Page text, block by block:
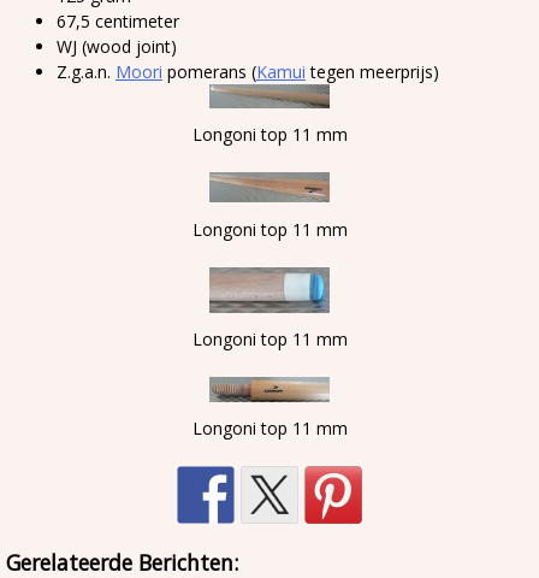
67,5 centimeter
WJ (wood joint)
Z.g.a.n. Moori pomerans (Kamui tegen meerprijs)
Longoni top 11 mm
Longoni top 11 mm
Longoni top 11 mm
Longoni top 11 mm
Gerelateerde Berichten: